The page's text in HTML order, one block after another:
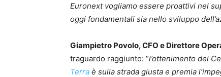
Euronext vogliamo essere proattivi nel
oggi fondamentali sia nello sviluppo
Giampietro Povolo, CFO e Direttore
traguardo raggiunto: “l’ottenimento del
Terra è sulla strada giusta e premia